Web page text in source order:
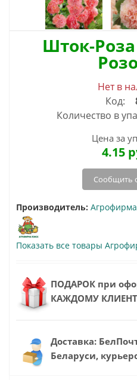
Шток-
Нет в
Код:
Количество в
Цена за
4.15
Сообщить
Производитель:
Показать все товары
ПОДАРОК при
КАЖДОМУ
Доставка:
Беларуси,